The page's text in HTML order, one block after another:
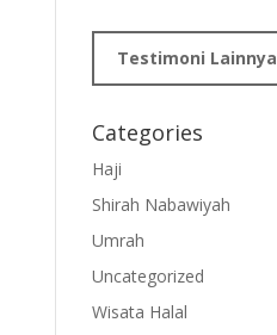
Testimoni Lainnya
Categories
Haji
Shirah Nabawiyah
Umrah
Uncategorized
Wisata Halal